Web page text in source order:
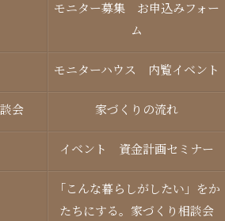
モニター募集 お申込みフォー
ム
モニターハウス 内覧イベント
会 家づくりの流れ
イベント 資金計画セミナー
「こんな暮らしがしたい」をか
たちにする。家づくり相談会